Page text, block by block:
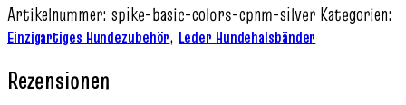
Artikelnummer: spike-basic-colors-cpnm-silver Kategorien:
Einzigartiges Hundezubehör, Leder Hundehalsbänder
Rezensionen